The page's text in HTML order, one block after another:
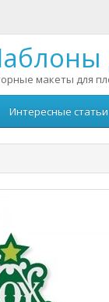
макеты для
Интересные статьи